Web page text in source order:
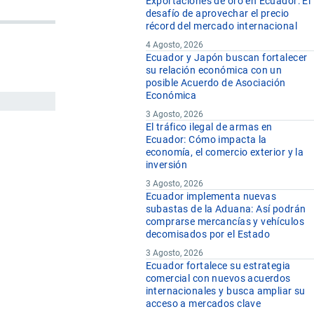
desafío de aprovechar el precio
récord del mercado internacional
4 Agosto, 2026
Ecuador y Japón buscan fortalecer
su relación económica con un
posible Acuerdo de Asociación
Económica
3 Agosto, 2026
El tráfico ilegal de armas en
Ecuador: Cómo impacta la
economía, el comercio exterior y la
inversión
3 Agosto, 2026
Ecuador implementa nuevas
subastas de la Aduana: Así podrán
comprarse mercancías y vehículos
decomisados por el Estado
3 Agosto, 2026
Ecuador fortalece su estrategia
comercial con nuevos acuerdos
internacionales y busca ampliar su
acceso a mercados clave